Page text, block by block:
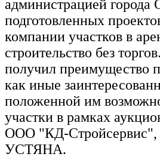
администрацией
подготовленных
компании участков в
строительство без
получил преимущество
как иные
положенной им
участки в рамках
ООО "КД-
УСТЯНА.